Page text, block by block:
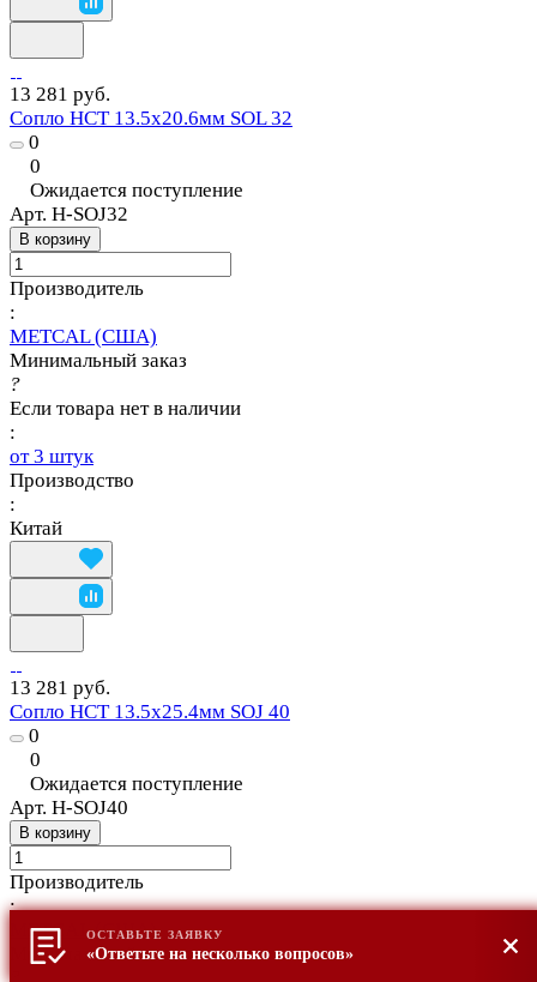
13 281 руб.
Сопло HCT 13.5х20.6мм SOL 32
0
0
Ожидается поступление
Арт. H-SOJ32
В корзину
Производитель
:
METCAL (США)
Минимальный заказ
?
Если товара нет в наличии
:
от 3 штук
Производство
:
Китай
13 281 руб.
Сопло HCT 13.5х25.4мм SOJ 40
0
0
Ожидается поступление
Арт. H-SOJ40
В корзину
Производитель
:
METCAL (США)
Минимальный заказ
ОСТАВЬТЕ ЗАЯВКУ
«Ответьте на несколько вопросов»